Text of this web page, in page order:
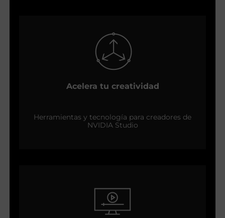
Acelera tu creatividad
Herramientas y tecnología para creadores de
NVIDIA Studio